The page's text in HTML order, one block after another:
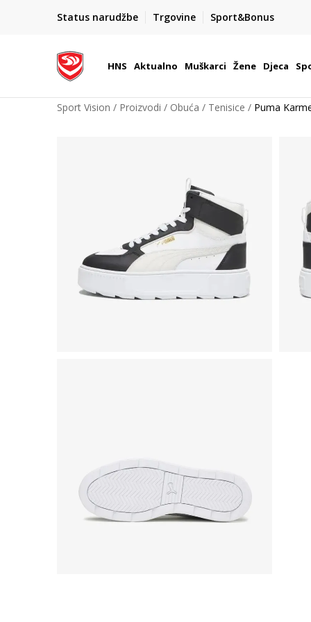
Status narudžbe Trgovine Sport&Bonus
BOX NOW
Dostava 1,50 €
| Više od 800 paketomata u
HNS Aktualno Muškarci Žene Djeca
Sport Vision Proizvodi Obuća Tenisice Puma